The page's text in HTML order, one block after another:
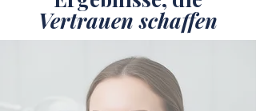
Vertrauen schaffen